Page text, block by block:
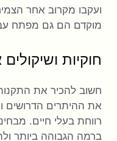
ועקבו מקרוב אחר
מוקדם הם גם מפתח
חוקיות
חשוב להכיר את התקנות
את ההיתרים הדרושים
רווחת בעלי חיים.
ברמה הגבוהה ביותר